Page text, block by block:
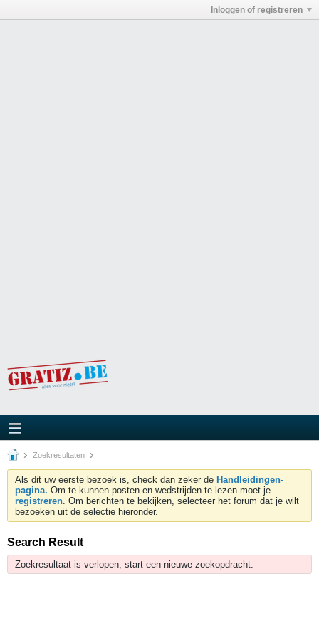
Inloggen of registreren
Zoekresultaten
Als dit uw eerste bezoek is, check dan zeker de Handleidingen-
pagina. Om te kunnen posten en wedstrijden te lezen moet je
registreren. Om berichten te bekijken, selecteer het forum dat je wilt
bezoeken uit de selectie hieronder.
Search Result
Zoekresultaat is verlopen, start een nieuwe zoekopdracht.